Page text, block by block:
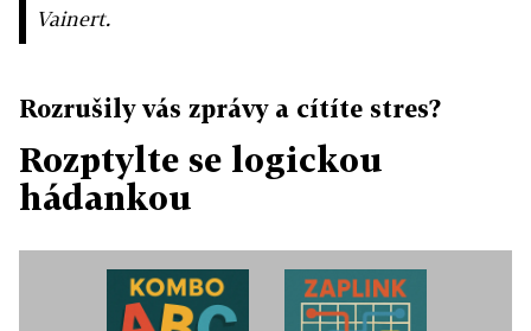
Vainert.
Rozrušily vás zprávy a cítíte stres?
Rozptylte se logickou
hádankou